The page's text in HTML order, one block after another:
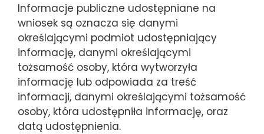
Informacje publiczne udostępniane na
wniosek są oznacza się danymi
określającymi podmiot udostępniający
informację, danymi określającymi
tożsamość osoby, która wytworzyła
informację lub odpowiada za treść
informacji, danymi określającymi tożsamość
osoby, która udostępniła informację, oraz
datą udostępnienia.